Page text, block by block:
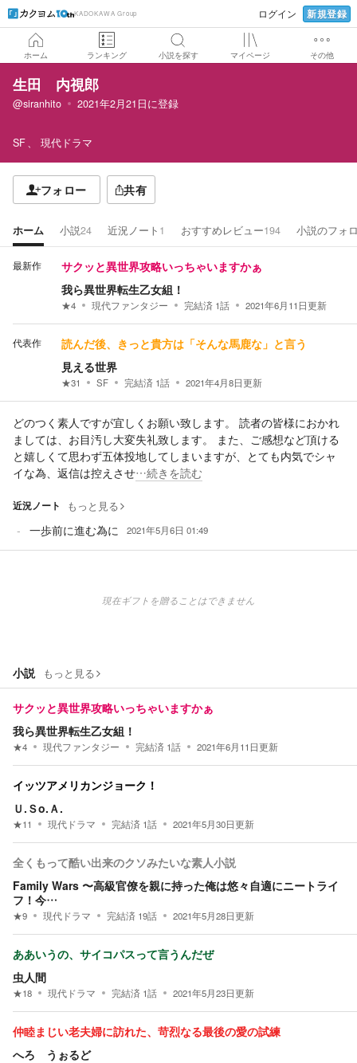
KADOKAWA Group ログイン 新規登録
ホーム ランキング 小説を探す マイページ その他
生田 内視郎
@siranhito 2021年2月21日に登録
SF 現代ドラマ
フォロー 共有
ホーム 小説24 近況ノート 1 おすすめレビュー194 小説のフォ
最新作 サクッと異世界攻略いっちゃいますかぁ
我ら異世界転生乙女組！
★4 現代ファンタジー 完結済 1話 2021年6月11日更新
代表作 読んだ後、きっと貴方は「そんな馬鹿な」と言う
見える世界
★31 SF 完結済 1話 2021年4月8日更新
どのつく素人ですが宜しくお願い致します。 読者の皆様におかれ
ましては、お目汚し大変失礼致します。 また、ご感想など頂ける
と嬉しくて思わず五体投地してしまいますが、とても内気でシャ
イな為、返信は控えさせ…続きを読む
近況ノート もっと見る
一歩前に進む為に 2021年5月6日 01:49
現在ギフトを贈ることはできません
小説 もっと見る
サクッと異世界攻略いっちゃいますかぁ
我ら異世界転生乙女組！
★4 現代ファンタジー 完結済 1話 2021年6月11日更新
イッツアメリカンジョーク！
Ｕ.Ｓo.Ａ.
★11 現代ドラマ 完結済 1話 2021年5月30日更新
全くもって酷い出来のクソみたいな素人小説
Family Wars 〜高級官僚を親に持った俺は悠々自適にニートライ
フ！今…
★9 現代ドラマ 完結済 19話 2021年5月28日更新
ああいうの、サイコパスって言うんだぜ
虫人間
★18 現代ドラマ 完結済 1話 2021年5月23日更新
仲睦まじい老夫婦に訪れた、苛烈なる最後の愛の試練
へろ うぉるど